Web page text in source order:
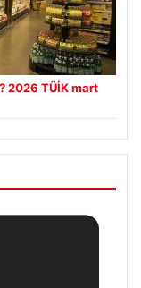
2026 TÜİK mart